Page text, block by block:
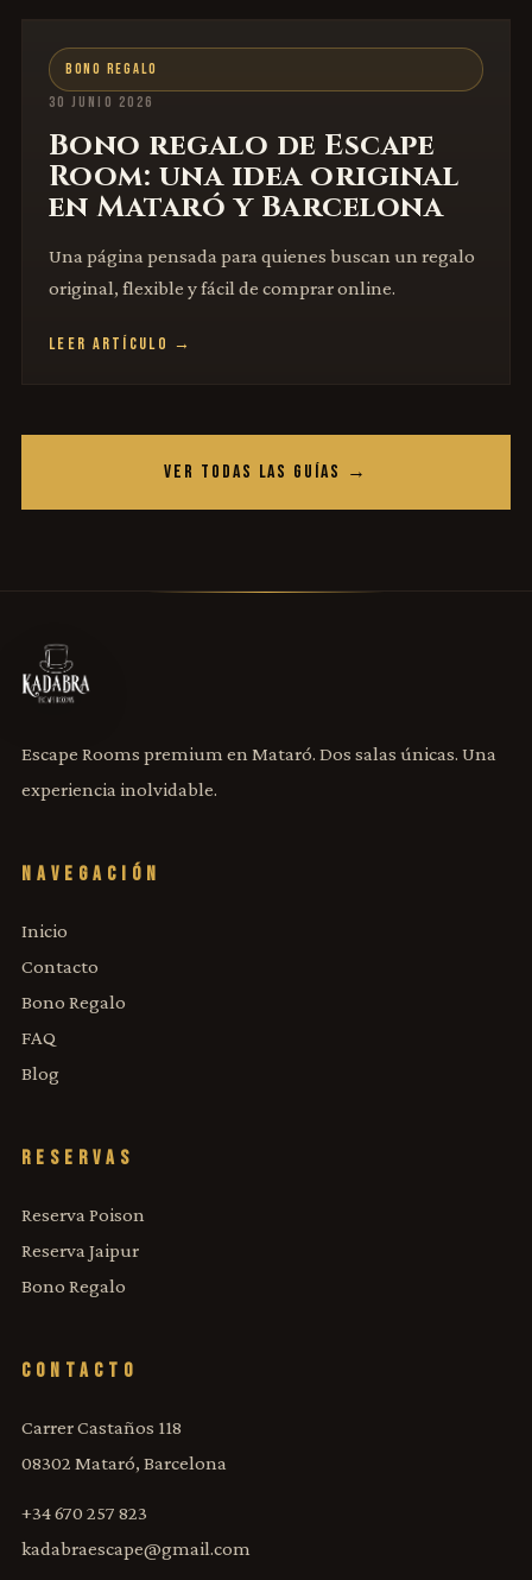
BONO REGALO
30 JUNIO 2026
Bono regalo de Escape
Room: una idea original
en Mataró y Barcelona
Una página pensada para quienes buscan un regalo
original, flexible y fácil de comprar online.
LEER ARTÍCULO →
VER TODAS LAS GUÍAS →
Escape Rooms premium en Mataró. Dos salas únicas. Una
experiencia inolvidable.
NAVEGACIÓN
Inicio
Contacto
Bono Regalo
FAQ
Blog
RESERVAS
Reserva Poison
Reserva Jaipur
Bono Regalo
CONTACTO
Carrer Castaños 118
08302 Mataró, Barcelona
+34 670 257 823
kadabraescape@gmail.com